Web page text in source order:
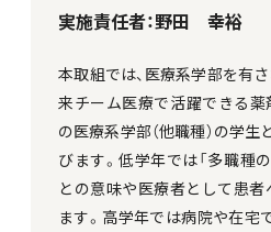
実施責任者：野田 幸裕
本取組では、医療系学部を有
来チーム医療で活躍できる薬
の医療系学部（他職種）の学生
びます。低学年では「多職種
との意味や医療者として患者
ます。高学年では病院や在宅